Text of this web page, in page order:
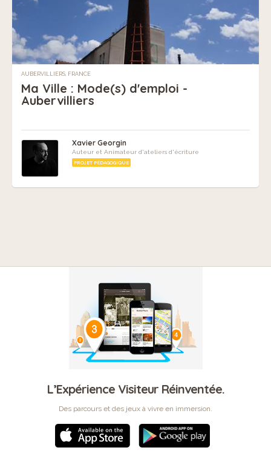
AUBERVILLIERS, FRANCE
Ma Ville : Mode(s) d'emploi -
Aubervilliers
Xavier Georgin
Auteur et Animateur d'ateliers d'écriture
PROJET PÉDAGOGIQUE
L’Expérience Visiteur Réinventée.
Des parcours et des jeux à vivre en immersion.